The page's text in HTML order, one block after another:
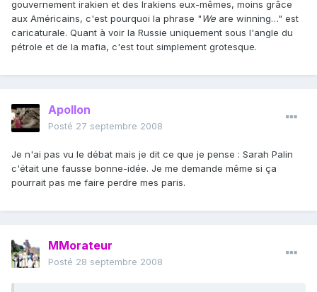
gouvernement irakien et des Irakiens eux-mêmes, moins grâce
aux Américains, c'est pourquoi la phrase "We are winning…" est
caricaturale. Quant à voir la Russie uniquement sous l'angle du
pétrole et de la mafia, c'est tout simplement grotesque.
Apollon
Posté 27 septembre 2008
Je n'ai pas vu le débat mais je dit ce que je pense : Sarah Palin
c'était une fausse bonne-idée. Je me demande même si ça
pourrait pas me faire perdre mes paris.
MMorateur
Posté 28 septembre 2008